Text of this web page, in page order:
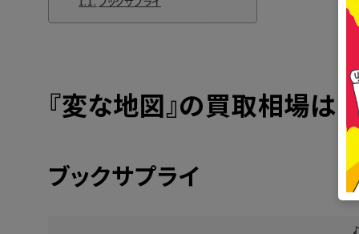
『変な地図』の買取相場は
ブックサプライ